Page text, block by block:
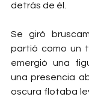
detrás de él.
Se giró
partió como un
emergió una
una presencia
oscura flotaba